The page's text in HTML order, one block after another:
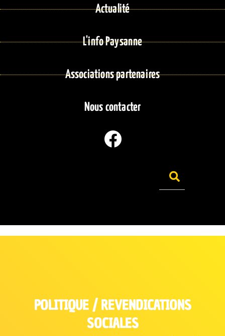
Actualité
L'info Paysanne
Associations partenaires
Nous contacter
POLITIQUE / REVENDICATIONS
SOCIALES